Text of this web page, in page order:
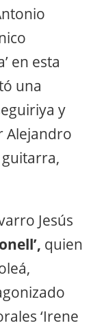
en esta
una
y
Alejandro
guitarra,
Jesús
quien
‘Irene